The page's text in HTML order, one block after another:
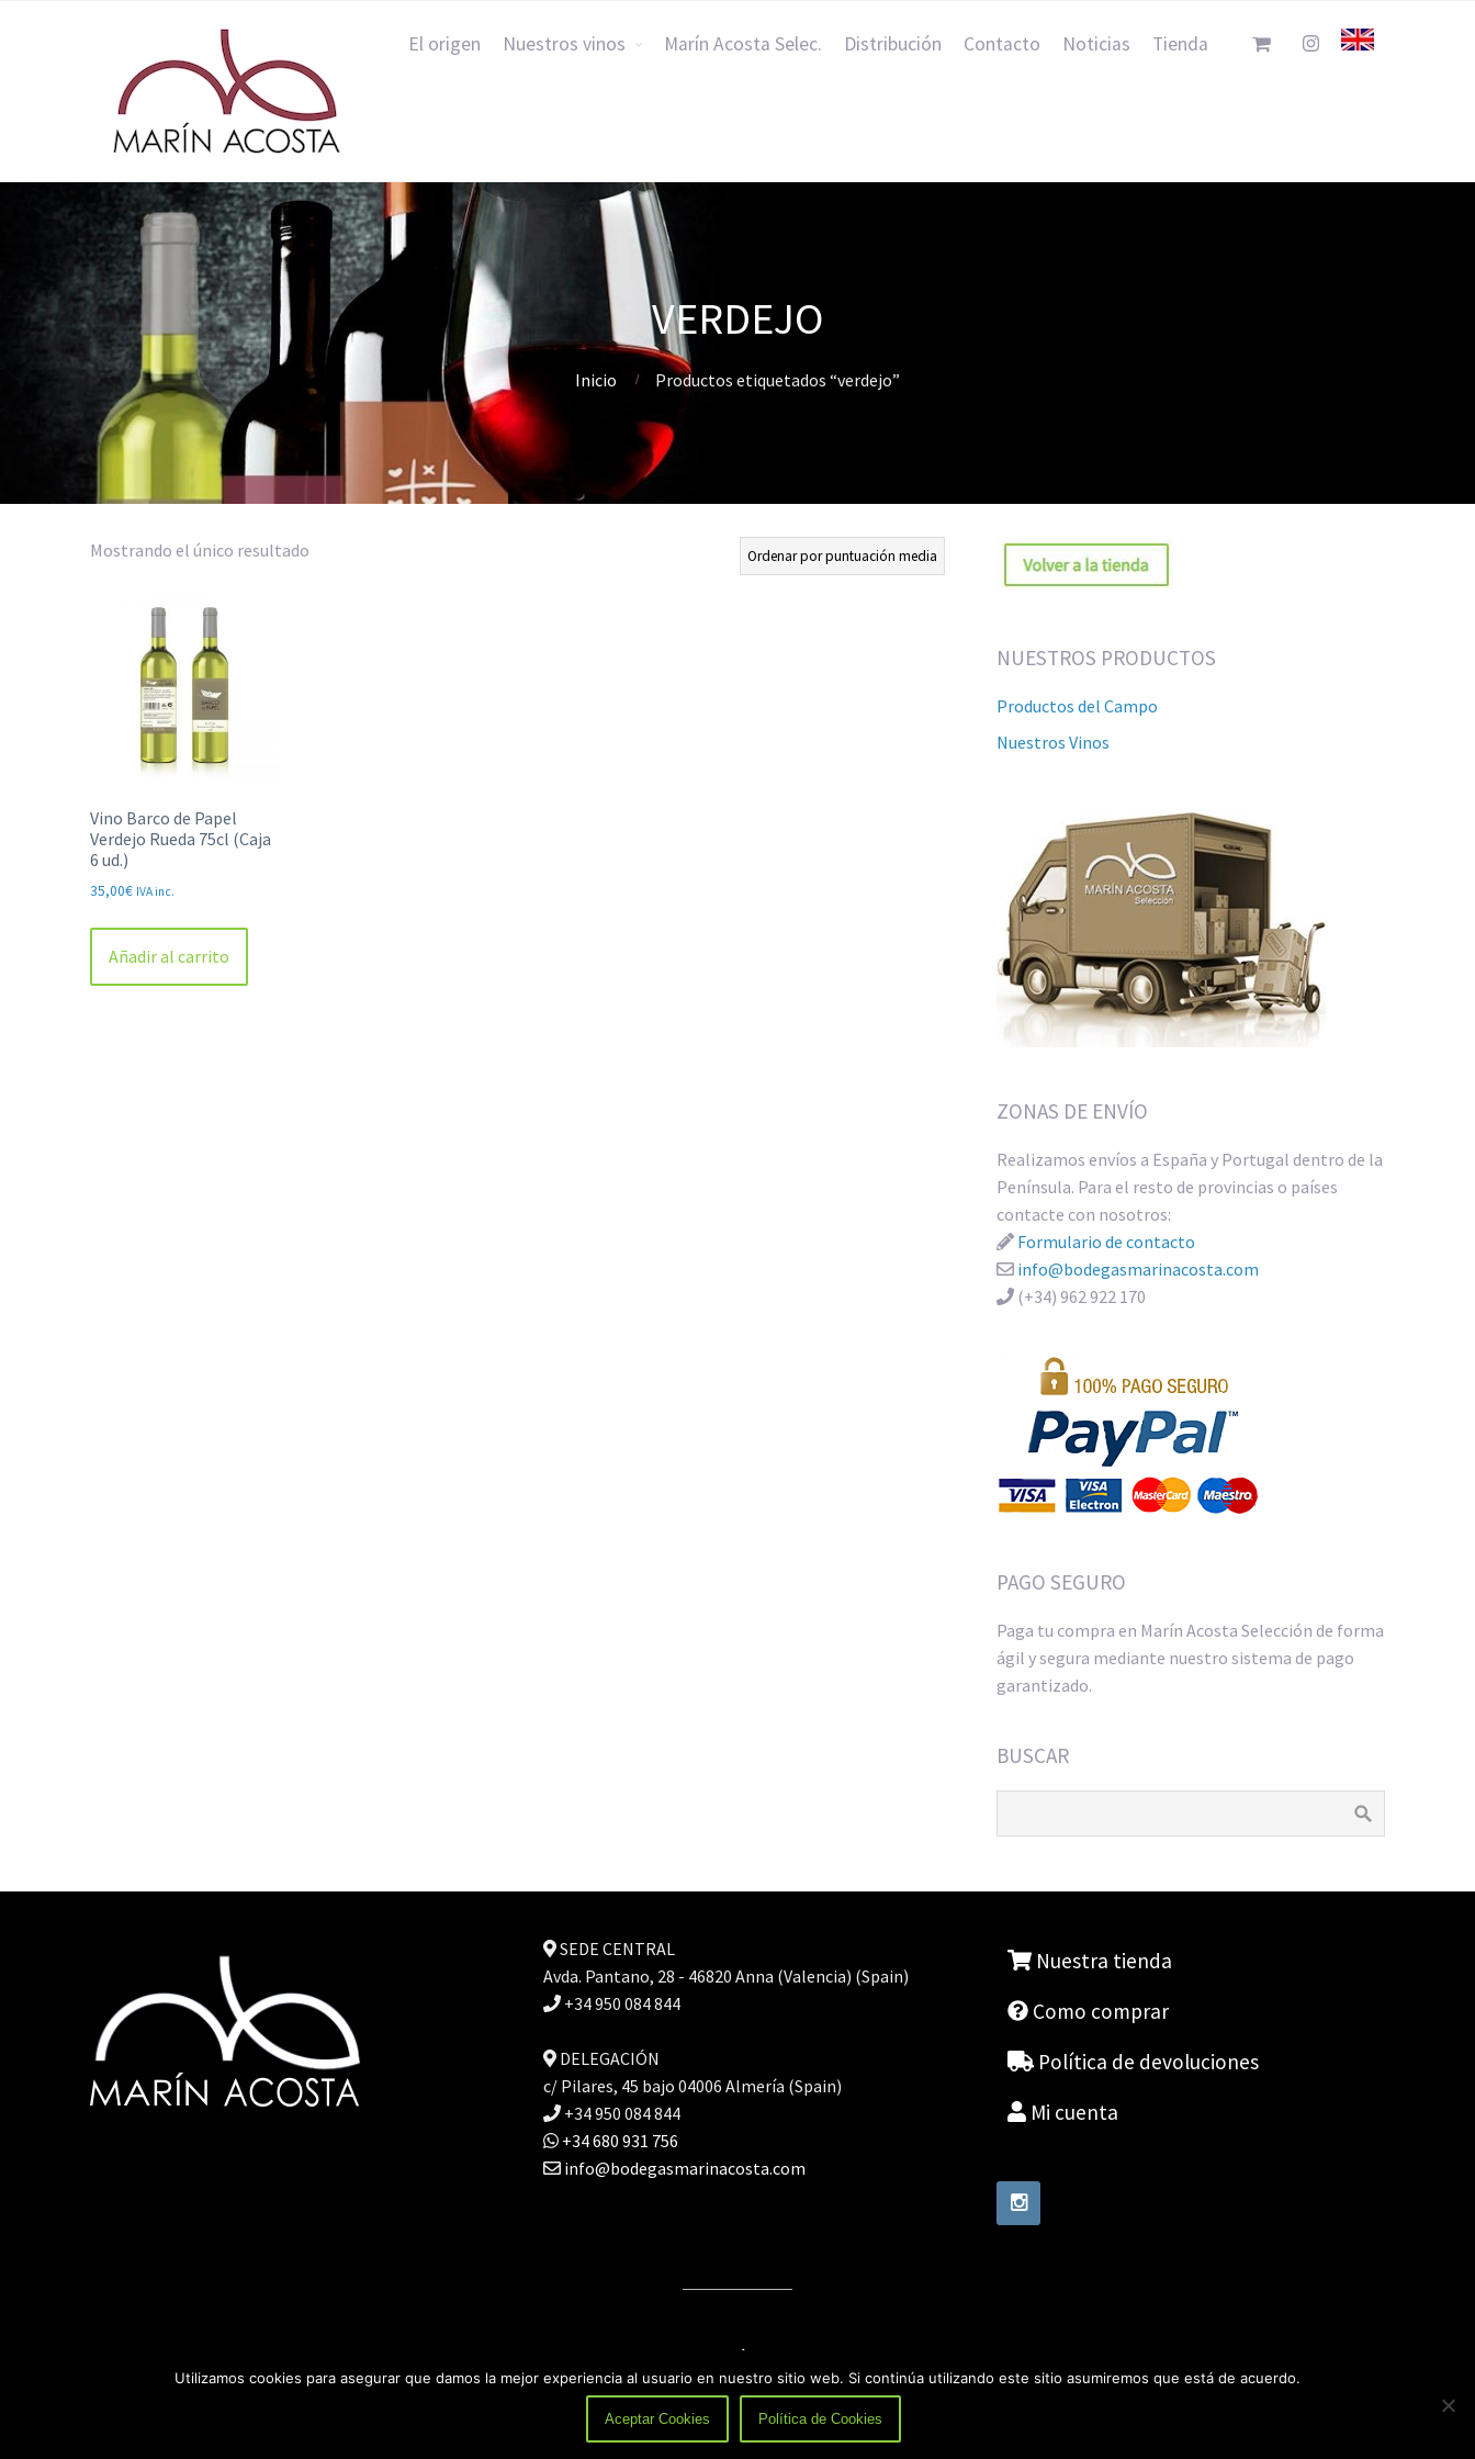
El origen Nuestros vinos Marín Acosta Selec. Distribución Contacto Noticias Tienda
VERDEJO
Inicio Productos etiquetados “verdejo”
Mostrando el único resultado
Vino Barco de Papel
Verdejo Rueda 75cl (Caja
6 ud.)
35,00€ IVA inc.
Añadir al carrito
NUESTROS PRODUCTOS
Productos del Campo
Nuestros Vinos
ZONAS DE ENVÍO
Realizamos envíos a España y Portugal dentro de la
Península. Para el resto de provincias o países
contacte con nosotros:
Formulario de contacto
info@bodegasmarinacosta.com
(+34) 962 922 170
PAGO SEGURO
Paga tu compra en Marín Acosta Selección de forma
ágil y segura mediante nuestro sistema de pago
garantizado.
BUSCAR
SEDE CENTRAL
Avda. Pantano, 28 - 46820 Anna (Valencia) (Spain)
+34 950 084 844
DELEGACIÓN
c/ Pilares, 45 bajo 04006 Almería (Spain)
+34 950 084 844
+34 680 931 756
info@bodegasmarinacosta.com
Nuestra tienda
Como comprar
Política de devoluciones
Mi cuenta
Política de Privacidad
Utilizamos cookies para asegurar que damos la mejor experiencia al usuario en nuestro sitio web. Si continúa utilizando este sitio asumiremos que está de acuerdo.
Aceptar Cookies Política de Cookies